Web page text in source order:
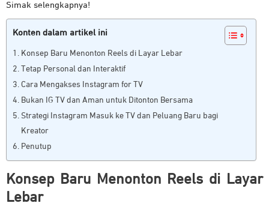
Simak selengkapnya!
Konten dalam artikel ini
Konsep Baru Menonton Reels di Layar Lebar
Tetap Personal dan Interaktif
Cara Mengakses Instagram for TV
Bukan IG TV dan Aman untuk Ditonton Bersama
Strategi Instagram Masuk ke TV dan Peluang Baru bagi
Kreator
Penutup
Konsep Baru Menonton Reels di Layar
Lebar